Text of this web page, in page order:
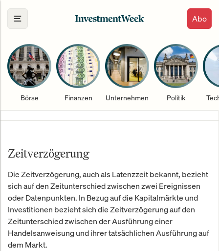
Abo
Börse Finanzen Unternehmen Politik
Zeitverzögerung
Die Zeitverzögerung, auch als Latenzzeit bekannt, bezieht
sich auf den Zeitunterschied zwischen zwei Ereignissen
oder Datenpunkten. In Bezug auf die Kapitalmärkte und
Investitionen bezieht sich die Zeitverzögerung auf den
Zeitunterschied zwischen der Ausführung einer
Handelsanweisung und ihrer tatsächlichen Ausführung auf
dem Markt.